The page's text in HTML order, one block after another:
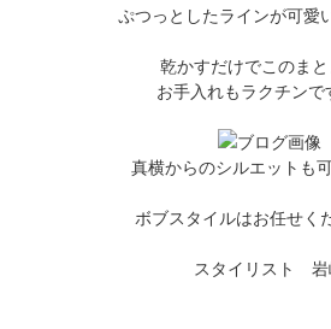
ぷつっとしたラインが可愛
乾かすだけでこのま
お手入れもラクチンで
真横からのシルエットも
ボブスタイルはお任せく
スタイリスト